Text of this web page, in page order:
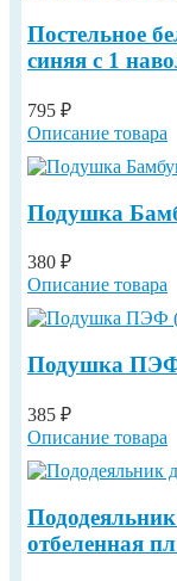
Постельное
синяя с 1
795 ₽
Описание товара
Подушка
380 ₽
Описание товара
Подушка ПЭФ
385 ₽
Описание товара
отбеленная